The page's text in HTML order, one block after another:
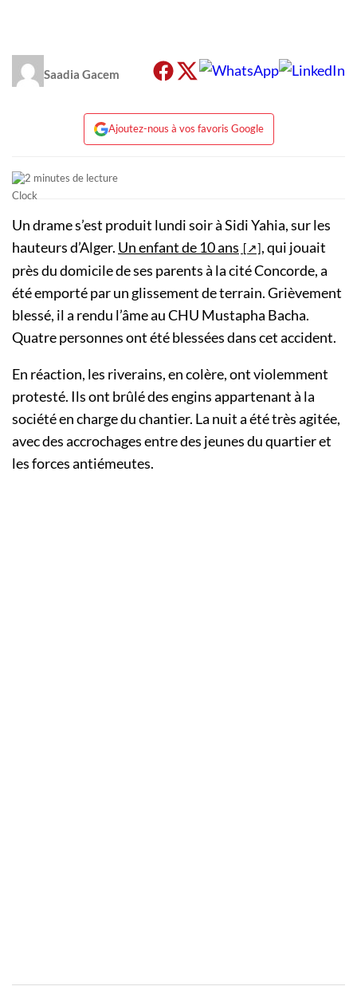
Saadia Gacem
Ajoutez-nous à vos favoris Google
2 minutes de lecture
Un drame s’est produit lundi soir à Sidi Yahia, sur les
hauteurs d’Alger. Un enfant de 10 ans
, qui jouait
près du domicile de ses parents à la cité Concorde, a
été emporté par un glissement de terrain. Grièvement
blessé, il a rendu l’âme au CHU Mustapha Bacha.
Quatre personnes ont été blessées dans cet accident.
En réaction, les riverains, en colère, ont violemment
protesté. Ils ont brûlé des engins appartenant à la
société en charge du chantier. La nuit a été très agitée,
avec des accrochages entre des jeunes du quartier et
les forces antiémeutes.